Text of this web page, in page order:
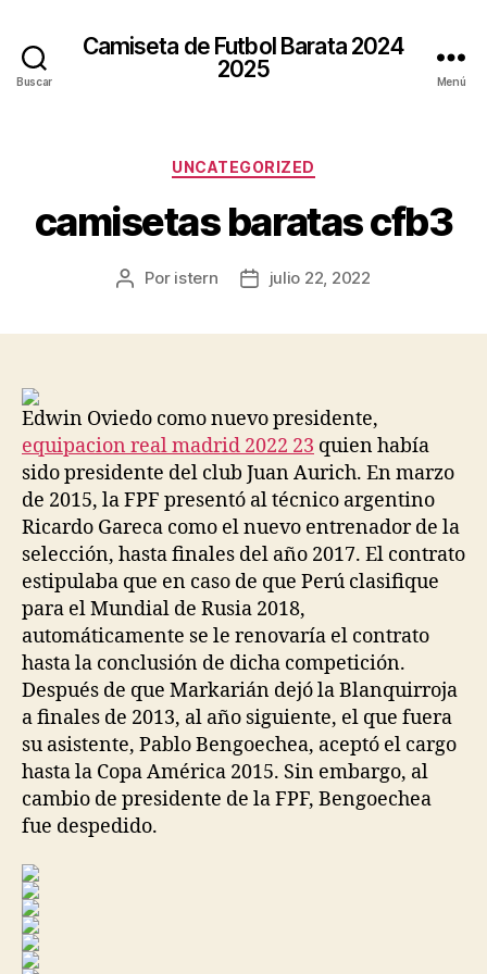
Buscar
Camiseta de Futbol Barata 2024
2025
Menú
Categorías
UNCATEGORIZED
camisetas baratas cfb3
Autor
Por istern
Fechajulio 22, 2022
Edwin Oviedo como nuevo presidente,
equipacion real madrid 2022 23 quien había
sido presidente del club Juan Aurich. En marzo
de 2015, la FPF presentó al técnico argentino
Ricardo Gareca como el nuevo entrenador de la
selección, hasta finales del año 2017. El contrato
estipulaba que en caso de que Perú clasifique
para el Mundial de Rusia 2018,
automáticamente se le renovaría el contrato
hasta la conclusión de dicha competición.
Después de que Markarián dejó la Blanquirroja
a finales de 2013, al año siguiente, el que fuera
su asistente, Pablo Bengoechea, aceptó el cargo
hasta la Copa América 2015. Sin embargo, al
cambio de presidente de la FPF, Bengoechea
fue despedido.